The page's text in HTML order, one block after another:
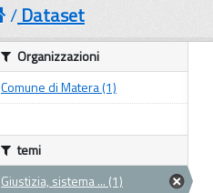
Dataset
Organizzazioni
Comune di Matera (1)
temi
Giustizia, sistema ... (1)